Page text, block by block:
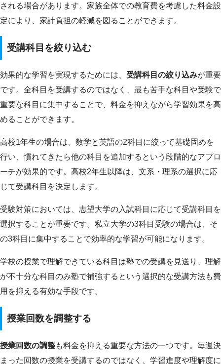
される場合があります。家族全体での教育費を考慮した料金設
定により、家計負担の軽減を図ることができます。
受講科目を絞り込む
効果的な学習を実現するためには、 受講科目の絞り込みが重要
です。全科目を受講するのではなく、最も苦手な科目や受験で
重要な科目に集中することで、料金を抑えながら学習効果を高
めることができます。
高校1年生の場合は、数学と英語の2科目に絞って基礎固めを
行い、慣れてきたら他の科目を追加するという段階的なアプロ
ーチが効果的です。高校2年生以降は、文系・理系の選択に応
じて受講科目を決定します。
受験対策においては、志望大学の入試科目に応じて受講科目を
選択することが重要です。私立大学の3科目受験の場合は、そ
の3科目に集中することで効率的な学習が可能になります。
学校の授業で理解できている科目は塾での受講を見送り、理解
が不十分な科目のみ塾で補強するという選択的な受講方法も費
用を抑える有効な手段です。
授業回数を調整する
授業回数の調整も料金を抑える重要な方法の一つです。毎週決
まった回数の授業を受講するのではなく、学習進度や理解度に